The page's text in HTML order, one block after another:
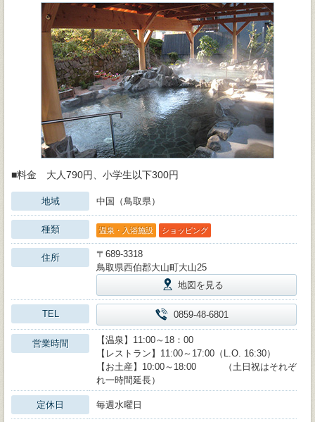
■料金 大人790円、小学生以下300円
地域 中国（鳥取県）
種類 温泉・入浴施設 ショッピング
住所
〒689-3318
鳥取県西伯郡大山町大山25
地図を見る
TEL 0859-48-6801
営業時間
【温泉】11:00～18：00
【レストラン】11:00～17:00（L.O. 16:30）
【お土産】10:00～18:00 （土日祝はそれぞ
れ一時間延長）
定休日 毎週水曜日